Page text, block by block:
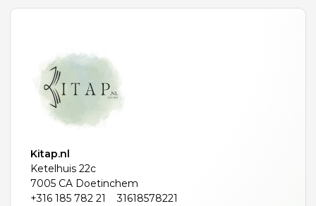
Kitap.nl
Ketelhuis 22c
7005 CA Doetinchem
+316 185 782 21
31618578221